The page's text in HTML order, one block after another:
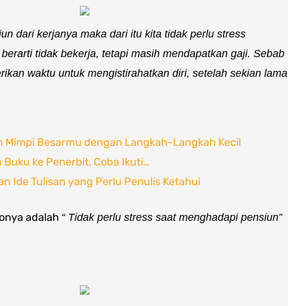
dari kerjanya maka dari itu kita tidak perlu stress
tidak bekerja, tetapi masih mendapatkan gaji. Sebab
waktu untuk mengistirahatkan diri, setelah sekian lama
Mimpi Besarmu dengan Langkah-Langkah Kecil
Buku ke Penerbit, Coba Ikuti…
Ide Tulisan yang Perlu Penulis Ketahui
adalah “ Tidak perlu stress saat menghadapi pensiun”